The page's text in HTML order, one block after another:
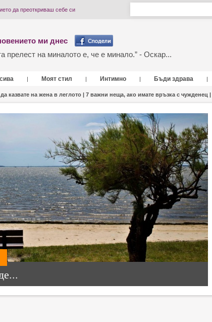
да преоткриваш себе си
ми днес
прелест на миналото е, че е минало.” - Оскар...
| Моят стил | Интимно | Бъди здрава |
казвате на жена в леглото | 7 важни неща, ако имате връзка с чужденец |